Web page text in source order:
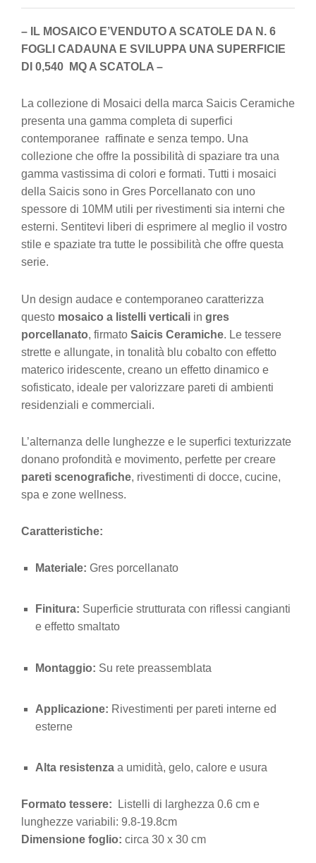
– IL MOSAICO E’VENDUTO A SCATOLE DA N. 6
FOGLI CADAUNA E SVILUPPA UNA SUPERFICIE
DI 0,540 MQ A SCATOLA –
La collezione di Mosaici della marca Saicis Ceramiche
presenta una gamma completa di superfici
contemporanee raffinate e senza tempo. Una
collezione che offre la possibilità di spaziare tra una
gamma vastissima di colori e formati. Tutti i mosaici
della Saicis sono in Gres Porcellanato con uno
spessore di 10MM utili per rivestimenti sia interni che
esterni. Sentitevi liberi di esprimere al meglio il vostro
stile e spaziate tra tutte le possibilità che offre questa
serie.
Un design audace e contemporaneo caratterizza
questo mosaico a listelli verticali in gres
porcellanato, firmato Saicis Ceramiche. Le tessere
strette e allungate, in tonalità blu cobalto con effetto
materico iridescente, creano un effetto dinamico e
sofisticato, ideale per valorizzare pareti di ambienti
residenziali e commerciali.
L’alternanza delle lunghezze e le superfici texturizzate
donano profondità e movimento, perfette per creare
pareti scenografiche, rivestimenti di docce, cucine,
spa e zone wellness.
Caratteristiche:
Materiale: Gres porcellanato
Finitura: Superficie strutturata con riflessi cangianti
e effetto smaltato
Montaggio: Su rete preassemblata
Applicazione: Rivestimenti per pareti interne ed
esterne
Alta resistenza a umidità, gelo, calore e usura
Formato tessere:
Listelli di larghezza 0.6 cm e
lunghezze variabili: 9.8-19.8cm
Dimensione foglio: circa 30 x 30 cm